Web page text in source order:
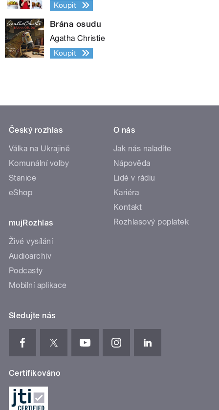
Koupit
Brána osudu
Agatha Christie
Koupit
Český rozhlas
Válka na Ukrajině
Komunální volby
Stanice
eShop
mujRozhlas
Živé vysílání
Audioarchiv
Podcasty
Mobilní aplikace
O nás
Jak nás naladíte
Nápověda
Lidé v rádiu
Kariéra
Kontakt
Rozhlasový poplatek
Sledujte nás
Certifikováno